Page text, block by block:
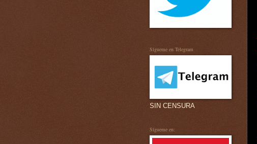
Sígueme en Telegram
SIN CENSURA
Sígueme en: